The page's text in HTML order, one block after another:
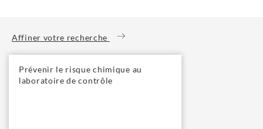
Affiner votre recherche
Prévenir le risque chimique au
laboratoire de contrôle